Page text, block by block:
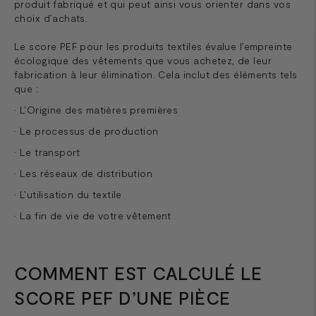
produit fabriqué et qui peut ainsi vous orienter dans vos
choix d’achats.
Le score PEF pour les produits textiles évalue l’empreinte
écologique des vêtements que vous achetez, de leur
fabrication à leur élimination. Cela inclut des éléments tels
que :
• L’Origine des matières premières
• Le processus de production
• Le transport
• Les réseaux de distribution
• L’utilisation du textile
• La fin de vie de votre vêtement
COMMENT EST CALCULÉ LE
SCORE PEF D’UNE PIÈCE